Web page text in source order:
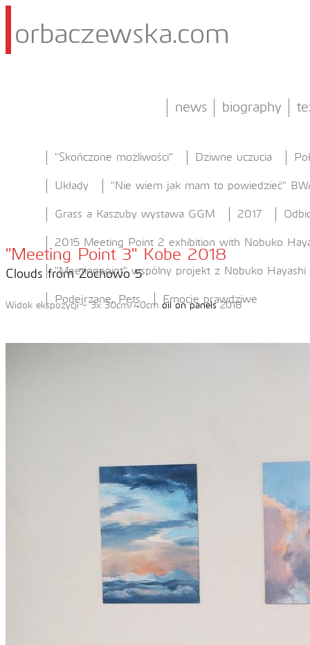
orbaczewska.com
news biography
"Skończone możliwości" Dziwne uczucia
Układy "Nie wiem jak mam to powiedzieć"
Grass a Kaszuby wystawa GGM 2017
2015 Meeting Point 2 exhibition with Nobuko
"Meetingpoint" wspólny projekt z Nobuko Hayashi
Podejrzane, Pets Emocje prawdziwe
"Meeting Point 3" Kobe 2018
Clouds from Zochowo 5
Widok ekspozycji - 3x 30cm/40cm oil on panels2018